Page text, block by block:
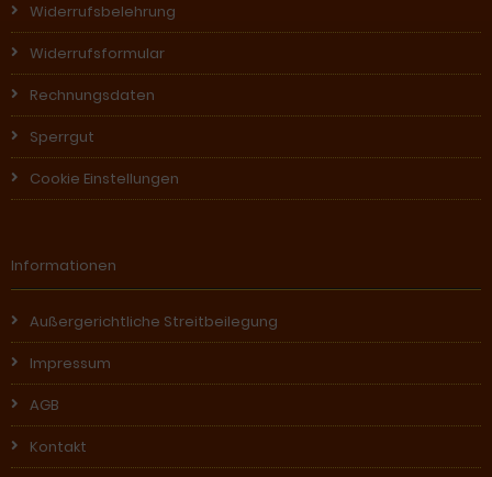
Widerrufsbelehrung
Widerrufsformular
Rechnungsdaten
Sperrgut
Cookie Einstellungen
Informationen
Außergerichtliche Streitbeilegung
Impressum
AGB
Kontakt